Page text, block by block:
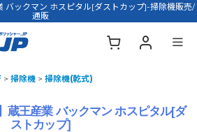
バックマン ホスピタル[ダストカップ]-掃除機販売/
通販
> 掃除機 > 掃除機(乾式)
蔵王産業 バックマン ホスピタル[ダ
ストカップ]